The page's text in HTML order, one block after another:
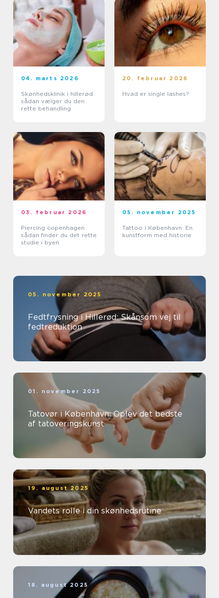
04. marts 2026
Skønhedsklinik i hillerød
sådan vælger du den
rette behandling
20. februar 2026
Hvad er single lashes?
03. februar 2026
Piercing copenhagen
sådan finder du det rette
studie i byen
05. november 2025
Tattoo i København: En
kunstform med historie
05. november 2025
Fedtfrysning i Hillerød: Skånsom vej til
fedtreduktion
01. november 2025
Tatovør i København: Oplev det bedste
af tatoveringskunst
19. august 2025
Vandets rolle i din skønhedsrutine
18. august 2025